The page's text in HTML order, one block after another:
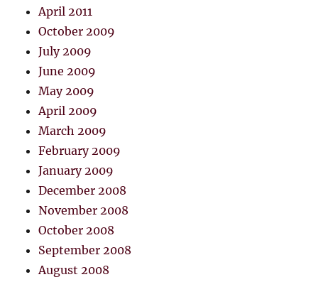
April 2011
October 2009
July 2009
June 2009
May 2009
April 2009
March 2009
February 2009
January 2009
December 2008
November 2008
October 2008
September 2008
August 2008